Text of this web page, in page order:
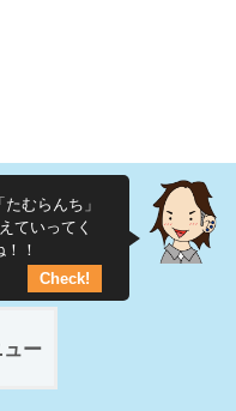
むらんち」
ていってく
！
Check!
ュー